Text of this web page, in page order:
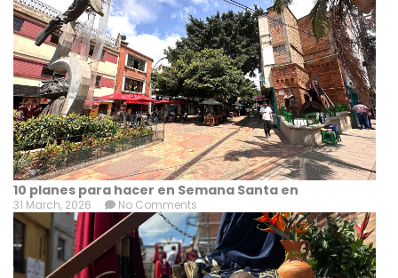
10 planes para hacer en Semana Santa en
31 March, 2026 No Comments